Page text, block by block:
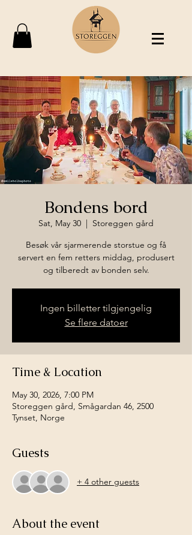
Bondens bord
Sat, May 30
  |
Storeggen gård
Besøk vår sjarmerende storstue og få
servert en fem retters middag, produsert
og tilberedt av bonden selv.
Ingen billetter tilgjengelig
Se flere datoer
Time & Location
May 30, 2026, 7:00 PM
Storeggen gård, Smågardan 46, 2500
Tynset, Norge
Guests
+ 4 other guests
About the event